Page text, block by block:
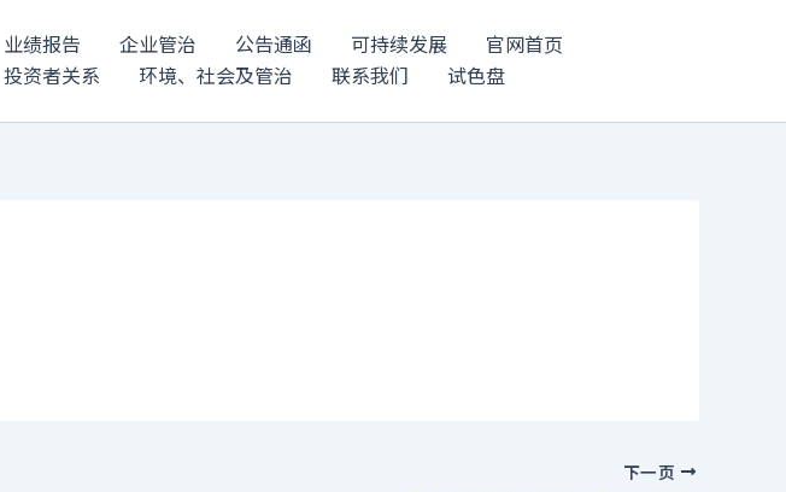
业绩报告 企业管治 公告通函 可持续发展
官网首页
投资者关系
环境、社会及管治 联系我们 试色盘
下一页